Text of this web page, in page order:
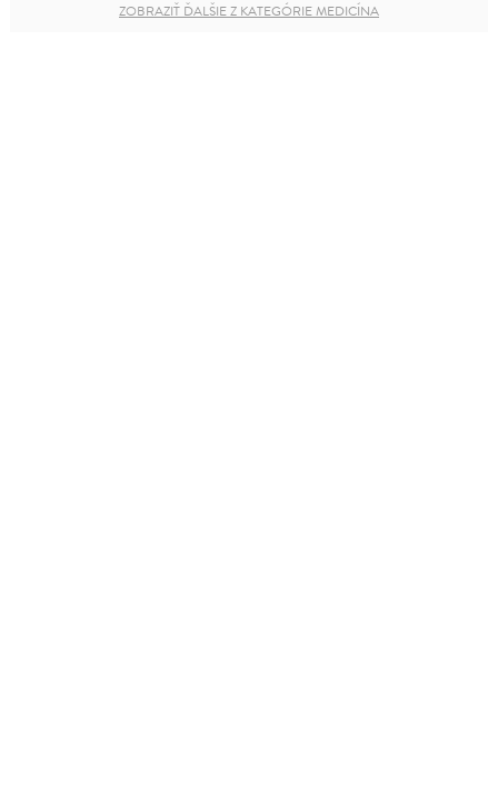
ZOBRAZIŤ ĎALŠIE Z KATEGÓRIE MEDICÍNA